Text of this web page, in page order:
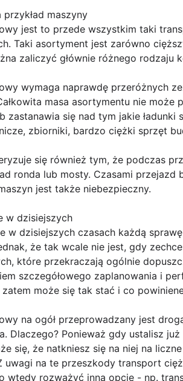
maszyny
jest to przede wszystkim taki
Taki asortyment jest zarówno
zaliczyć głównie różnego rodzaju
wymaga naprawdę przeróżnych
masa asortymentu nie
zastanawia się nad tym jakie
zbiorniki, bardzo ciężki sprzęt
się również tym, że podczas
ronda lub mosty. Czasami
jest także niebezpieczny.
w dzisiejszych
w dzisiejszych czasach każdą
że tak wcale nie jest, gdy
które przekraczają ogólnie
szczegółowego zaplanowania i
może się tak stać i co
na ogół przeprowadzany jest
Dlaczego? Ponieważ gdy ustalisz
się, że natkniesz się na niej na
uwagi na te przeszkody transport
wtedy rozważyć inną opcję - np.